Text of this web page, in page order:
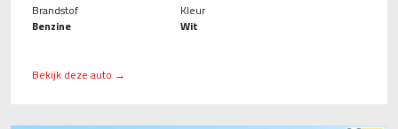
Brandstof
Benzine
Kleur
Wit
Bekijk deze auto →